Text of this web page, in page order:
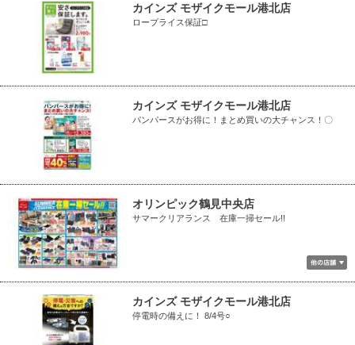
カインズ モザイクモール港北店
ロープライス保証□
カインズ モザイクモール港北店
パンパースがお得に！まとめ買いの大チャンス！〇
オリンピック鶴見中央店
サマークリアランス 在庫一掃セール!!
カインズ モザイクモール港北店
停電時の備えに！ 8/4号○